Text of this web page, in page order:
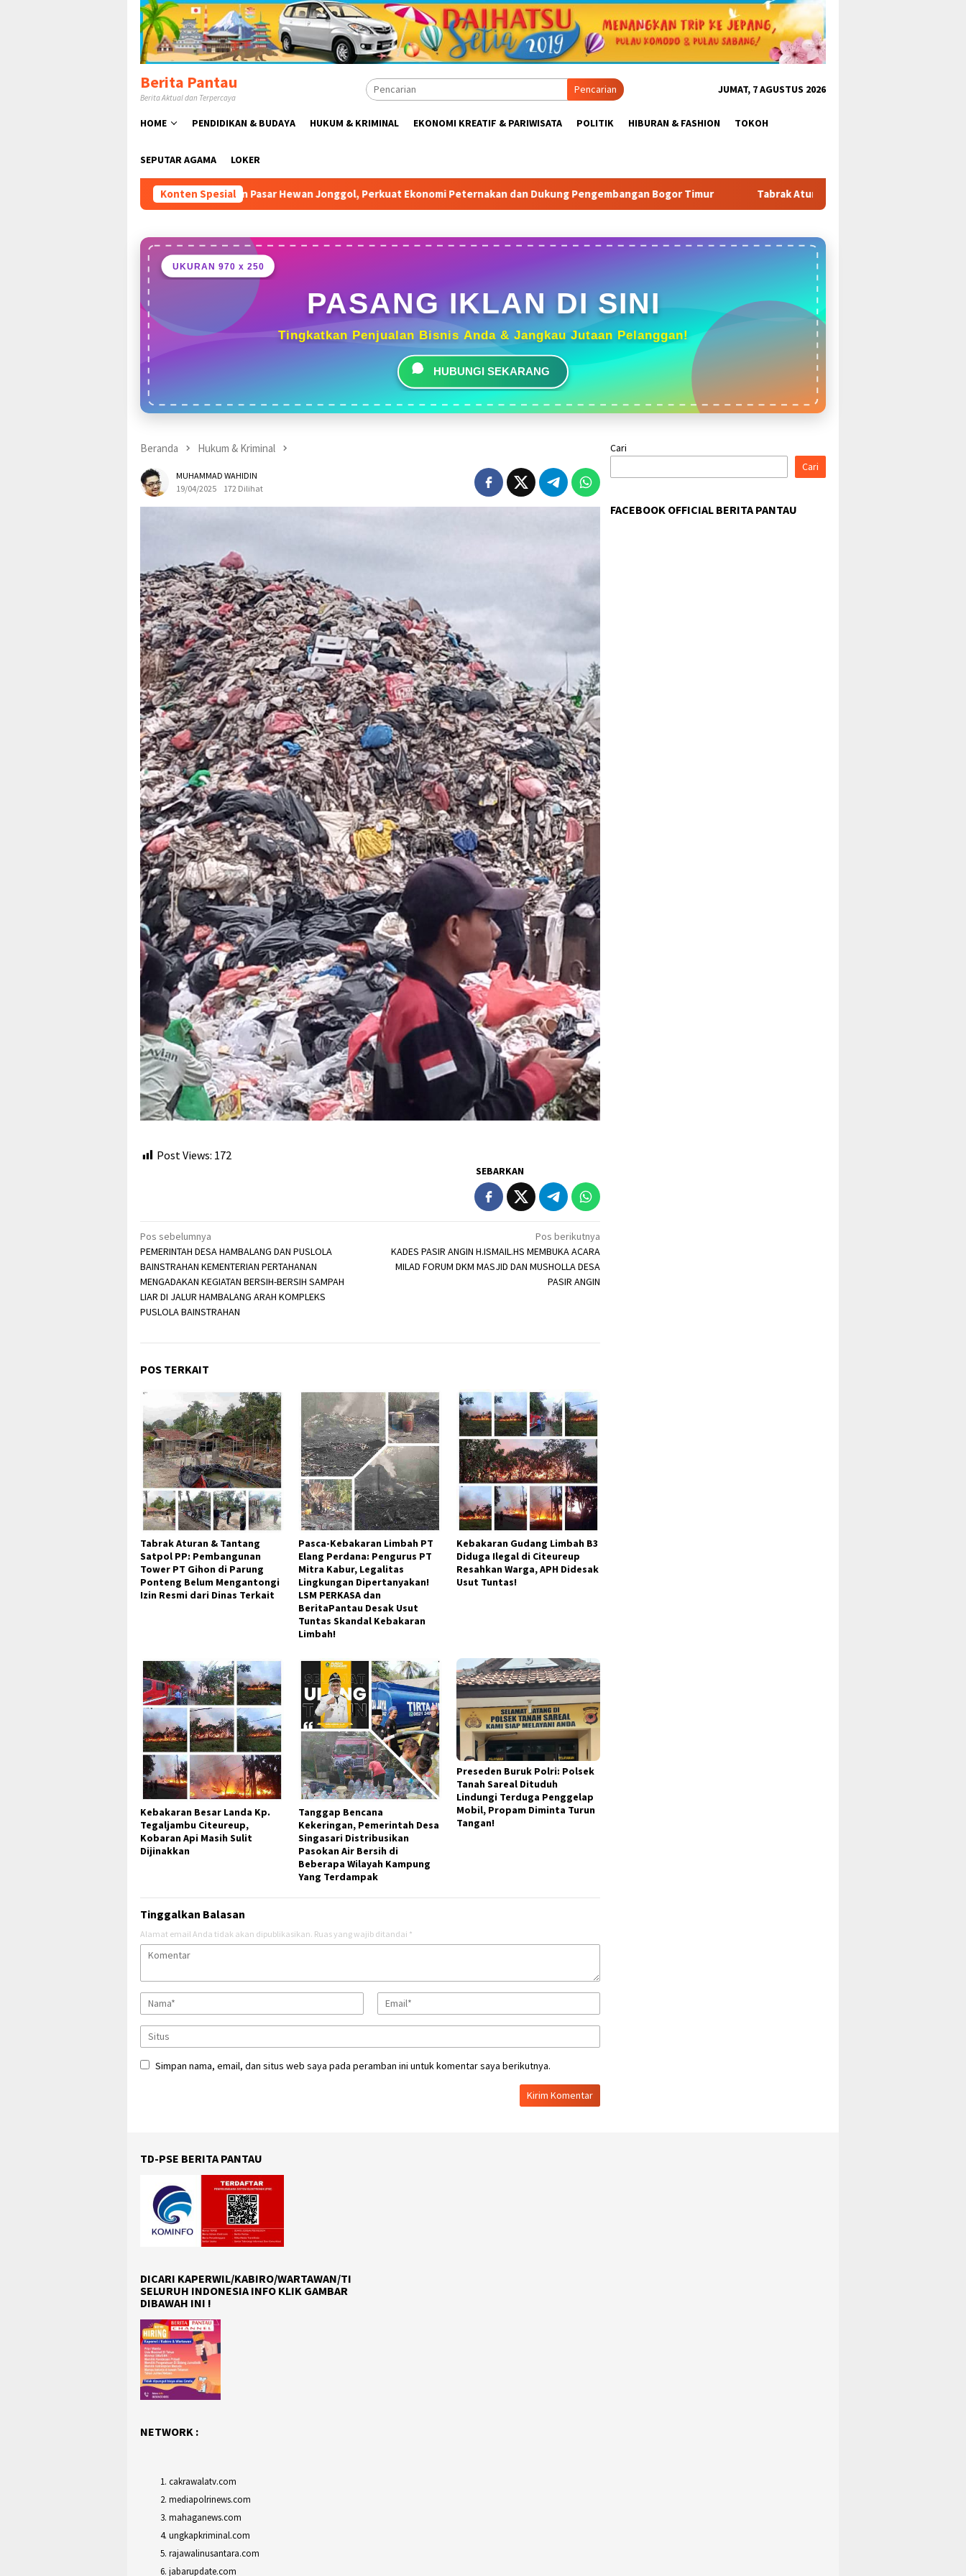
Loncat
konten
Berita Pantau
Berita Aktual dan Terpercaya
Pencarian JUMAT, 7 AGUSTUS 2026
HOME PENDIDIKAN & BUDAYA HUKUM & KRIMINAL EKONOMI KREATIF & PARIWISATA POLITIK HIBURAN & FASHION TOKOH
SEPUTAR AGAMA LOKER
Konten Spesial
Susmanto Resmikan Pasar Hewan Jonggol, Perkuat Ekonomi Peternakan dan Dukung Pengembangan Bogor Timur Tabrak Aturan & Tantang Satpol PP: Pembangunan Tower PT
UKURAN 970 x 250
PASANG IKLAN DI SINI
Tingkatkan Penjualan Bisnis Anda & Jangkau Jutaan Pelanggan!
HUBUNGI SEKARANG
Beranda Hukum & Kriminal
MUHAMMAD WAHIDIN
19/04/2025
172 Dilihat
Post Views: 172
SEBARKAN
Navigasi
pos
Pos sebelumnya
PEMERINTAH DESA HAMBALANG DAN PUSLOLA
BAINSTRAHAN KEMENTERIAN PERTAHANAN
MENGADAKAN KEGIATAN BERSIH-BERSIH SAMPAH
LIAR DI JALUR HAMBALANG ARAH KOMPLEKS
PUSLOLA BAINSTRAHAN
Pos berikutnya
KADES PASIR ANGIN H.ISMAIL.HS MEMBUKA ACARA
MILAD FORUM DKM MASJID DAN MUSHOLLA DESA
PASIR ANGIN
POS TERKAIT
Tabrak Aturan & Tantang
Satpol PP: Pembangunan
Tower PT Gihon di Parung
Ponteng Belum Mengantongi
Izin Resmi dari Dinas Terkait
Pasca-Kebakaran Limbah PT
Elang Perdana: Pengurus PT
Mitra Kabur, Legalitas
Lingkungan Dipertanyakan!
LSM PERKASA dan
BeritaPantau Desak Usut
Tuntas Skandal Kebakaran
Limbah!
Kebakaran Gudang Limbah B3
Diduga Ilegal di Citeureup
Resahkan Warga, APH Didesak
Usut Tuntas!
Kebakaran Besar Landa Kp.
Tegaljambu Citeureup,
Kobaran Api Masih Sulit
Dijinakkan
Tanggap Bencana
Kekeringan, Pemerintah Desa
Singasari Distribusikan
Pasokan Air Bersih di
Beberapa Wilayah Kampung
Yang Terdampak
Preseden Buruk Polri: Polsek
Tanah Sareal Dituduh
Lindungi Terduga Penggelap
Mobil, Propam Diminta Turun
Tangan!
Tinggalkan Balasan
Alamat email Anda tidak akan dipublikasikan. Ruas yang wajib ditandai *
Simpan nama, email, dan situs web saya pada peramban ini untuk komentar saya berikutnya.
Cari
Cari
FACEBOOK OFFICIAL BERITA PANTAU
TD-PSE BERITA PANTAU
DICARI KAPERWIL/KABIRO/WARTAWAN/TI
SELURUH INDONESIA INFO KLIK GAMBAR
DIBAWAH INI !
NETWORK :
cakrawalatv.com
mediapolrinews.com
mahaganews.com
ungkapkriminal.com
rajawalinusantara.com
jabarupdate.com